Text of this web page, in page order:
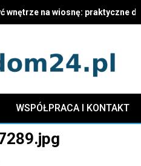
wnętrze na wiosnę: praktyczne
WSPÓŁPRACA I KONTAKT